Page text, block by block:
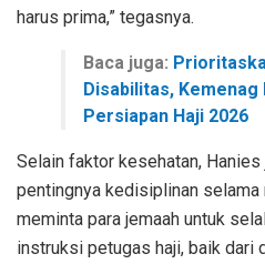
harus prima,” tegasnya.
Baca juga:
Disabilitas, Kemenag
Persiapan Haji 2026
Selain faktor kesehatan, Hanies
pentingnya kedisiplinan selama
meminta para jemaah untuk
instruksi petugas haji, baik dari